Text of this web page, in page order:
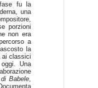
fu la
una
porzioni
non era
a
la
ai classici
Una
Babele,